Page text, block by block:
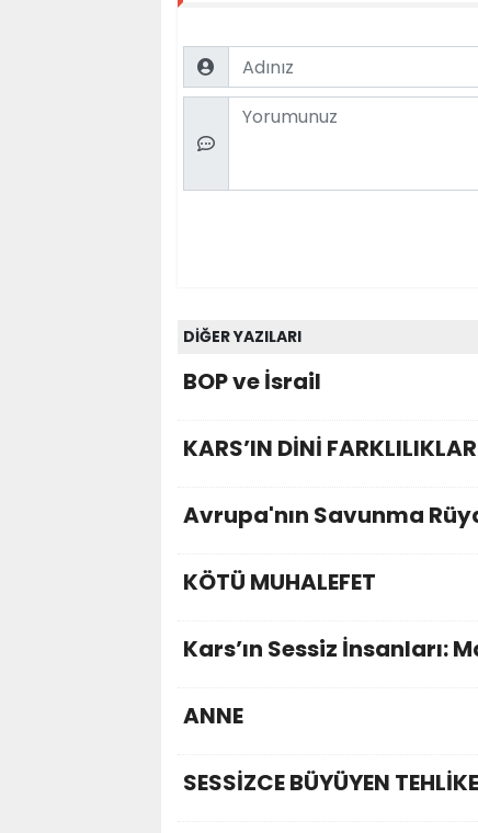
Name
Comment
DİĞER YAZILARI
BOP ve İsrail
KARS’IN DİNİ
Avrupa'nın Savunma
KÖTÜ MUHALEFET
Kars’ın Sessiz İnsanları:
ANNE
SESSİZCE BÜYÜYEN